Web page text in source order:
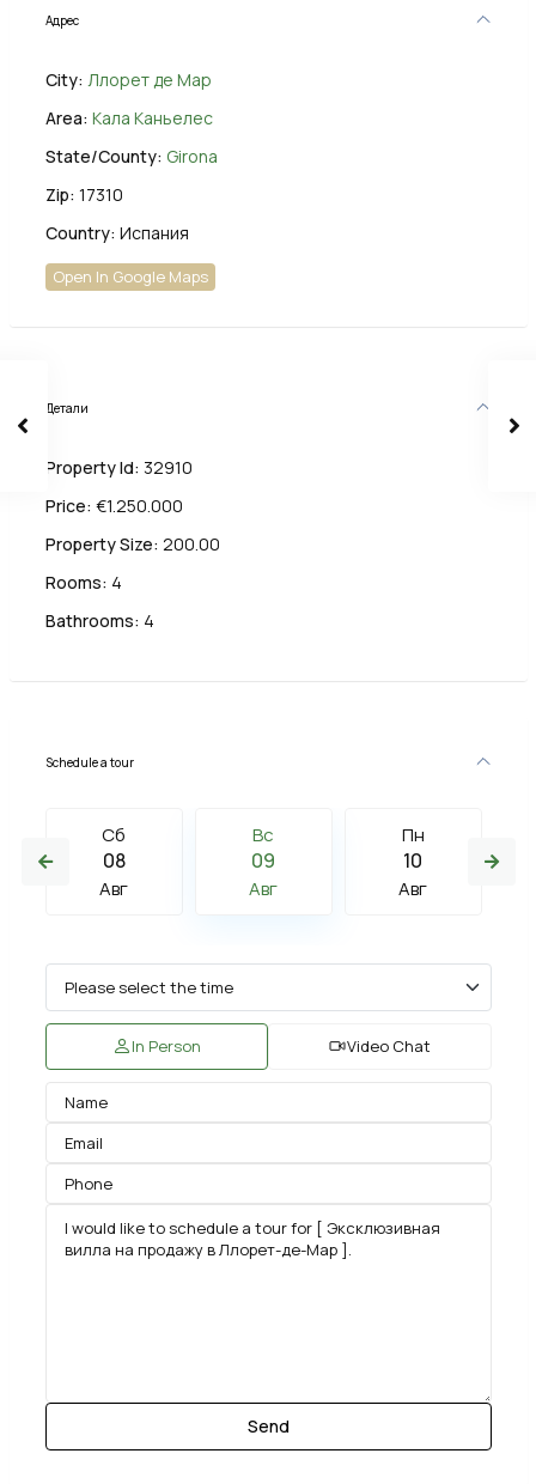
Адрес
City: Ллорет де Мар
Area: Кала Каньелес
State/County: Girona
Zip: 17310
Country: Испания
Open In Google Maps
Детали
Property Id: 32910
Price: €1.250.000
Property Size: 200.00
Rooms: 4
Bathrooms: 4
Schedule a tour
Сб
08
Авг
Вс
09
Авг
Пн
10
Авг
In Person Video Chat